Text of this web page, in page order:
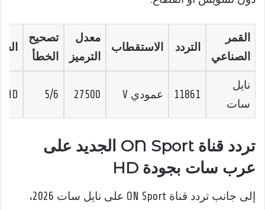
القمر
الصناعي
التردد الاستقطاب
معدل
الترميز
تصحيح
الخطأ
نايل
سات
11861 عمودي V 27500
5/6
HD
تردد قناة ON Sport الجديد على
عرب سات بجودة HD
إلى جانب تردد قناة ON Sport على نايل سات 2026،